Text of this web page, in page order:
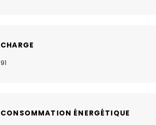
CHARGE
91
CONSOMMATION ÉNERGÉTIQUE